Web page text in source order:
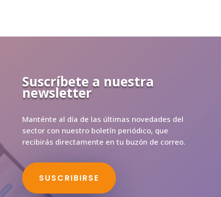
Suscríbete a nuestra
newsletter
Manténte al día de las últimas novedades del
sector con nuestro boletín periódico, que
recibirás directamente en tu buzón de correo.
SUSCRIBIRSE